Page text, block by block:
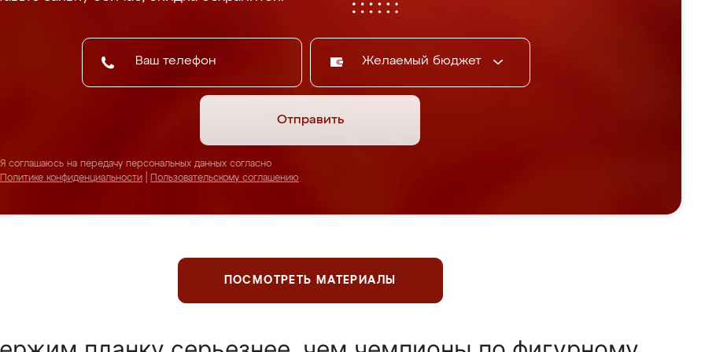
Желаемый бюджет
Отправить
Я соглашаюсь на передачу персональных данных согласно
Политике конфиденциальности
Пользовательскому соглашению
ПОСМОТРЕТЬ МАТЕРИАЛЫ